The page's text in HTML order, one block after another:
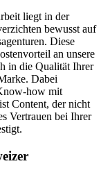
liegt in der
bewusst auf
Diese
an unsere
in die Qualität Ihrer
Dabei
how mit
Content, der nicht
Vertrauen bei Ihrer